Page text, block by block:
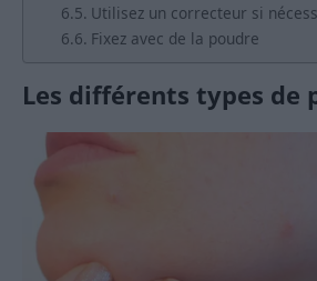
Utilisez un correcteur si
Fixez avec de la poudre
Les différents types de